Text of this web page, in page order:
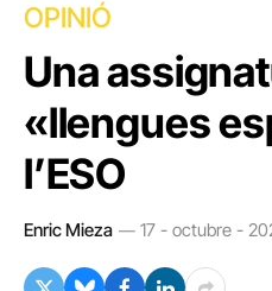
OPINIÓ
Una
«llengues
l’ESO
Enric Mieza 17 - octubre -